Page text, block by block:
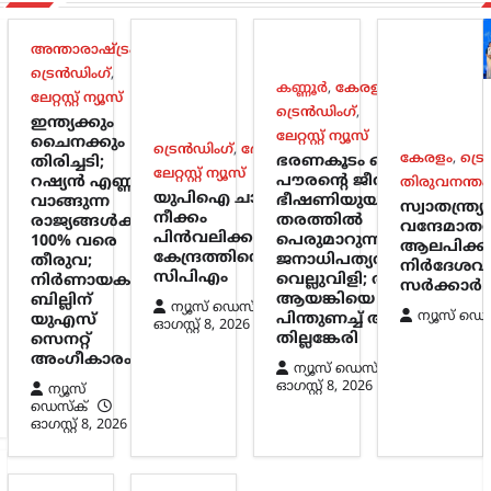
അന്താരാഷ്ട്രം
ട്രെൻഡിംഗ്,
ലേറ്റസ്റ്റ് ന്യൂസ്
ഇന്ത്യക്കും
ചൈനക്കും
തിരിച്ചടി;
റഷ്യൻ എണ്ണ
വാങ്ങുന്ന
രാജ്യങ്ങൾക്ക്
100% വരെ
തീരുവ;
നിർണായക
ബില്ലിന്
യുഎസ്
സെനറ്റ്
അംഗീകാരം
ന്യൂസ്
ഡെസ്ക്
ഓഗസ്റ്റ്‌ 8, 2026
ട്രെൻഡിംഗ്, ദേശീയം,
ലേറ്റസ്റ്റ് ന്യൂസ്
യുപിഐ ചാർജ്
നീക്കം
പിൻവലിക്കണം;
കേന്ദ്രത്തിനെതിരെ
സിപിഎം
ന്യൂസ് ഡെസ്ക്
ഓഗസ്റ്റ്‌ 8, 2026
കണ്ണൂർ,കേരളം
ട്രെൻഡിംഗ്,
ലേറ്റസ്റ്റ് ന്യൂസ്
ഭരണകൂടം ഒരു
പൗരന്റെ ജീവന്
ഭീഷണിയുയര്‍ത്തുന്ന
തരത്തില്‍
പെരുമാറുന്നത്
ജനാധിപത്യത്തിന്
വെല്ലുവിളി; അര്‍ജുന്‍
ആയങ്കിയെ
പിന്തുണച്ച് ആകാശ്
തില്ലങ്കേരി
ന്യൂസ് ഡെസ്ക്
ഓഗസ്റ്റ്‌ 8, 2026
കേരളം,
സർക്കാർ
ന്യൂസ്